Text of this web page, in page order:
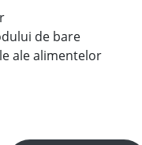
de bare
ale alimentelor